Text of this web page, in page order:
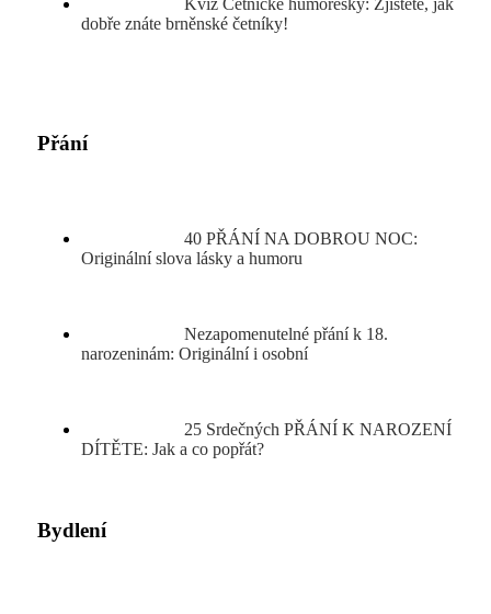
Kvíz Četnické humoresky: Zjistěte, jak
dobře znáte brněnské četníky!
Přání
40 PŘÁNÍ NA DOBROU NOC:
Originální slova lásky a humoru
Nezapomenutelné přání k 18.
narozeninám: Originální i osobní
25 Srdečných PŘÁNÍ K NAROZENÍ
DÍTĚTE: Jak a co popřát?
Bydlení